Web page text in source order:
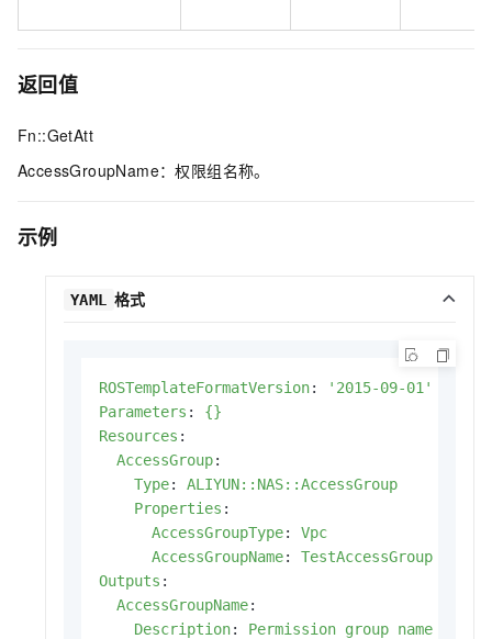
返回值
Fn::GetAtt
AccessGroupName：权限组名称。
示例
YAML 格式
ROSTemplateFormatVersion:
'2015-09-01'
Parameters :
{}
Resources :
AccessGroup:
Type:
ALIYUN::NAS::AccessGroup
Properties :
AccessGroupType:
Vpc
AccessGroupName:
TestAccessGroup
Outputs :
AccessGroupName:
Description:
Permission group name